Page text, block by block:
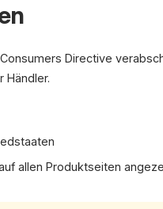
Directive
Händler.
allen Produktseiten